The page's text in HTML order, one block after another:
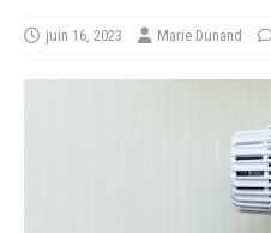
juin 16, 2023 Marie Dunand